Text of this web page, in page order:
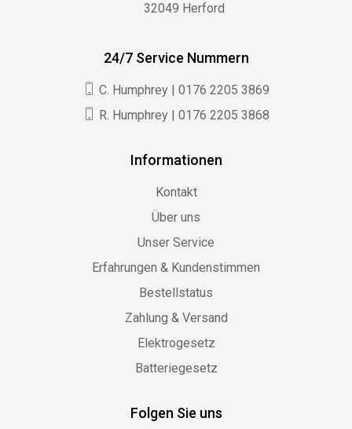
32049 Herford
24/7 Service Nummern
C. Humphrey | 0176 2205 3869
R. Humphrey | 0176 2205 3868
Informationen
Kontakt
Über uns
Unser Service
Erfahrungen & Kundenstimmen
Bestellstatus
Zahlung & Versand
Elektrogesetz
Batteriegesetz
Folgen Sie uns